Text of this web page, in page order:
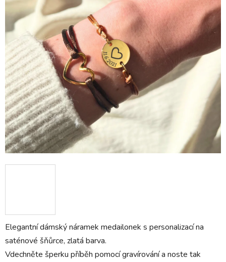
Elegantní dámský náramek medailonek s personalizací na
saténové šňůrce, zlatá barva.
Vdechněte šperku příběh pomocí gravírování a noste tak